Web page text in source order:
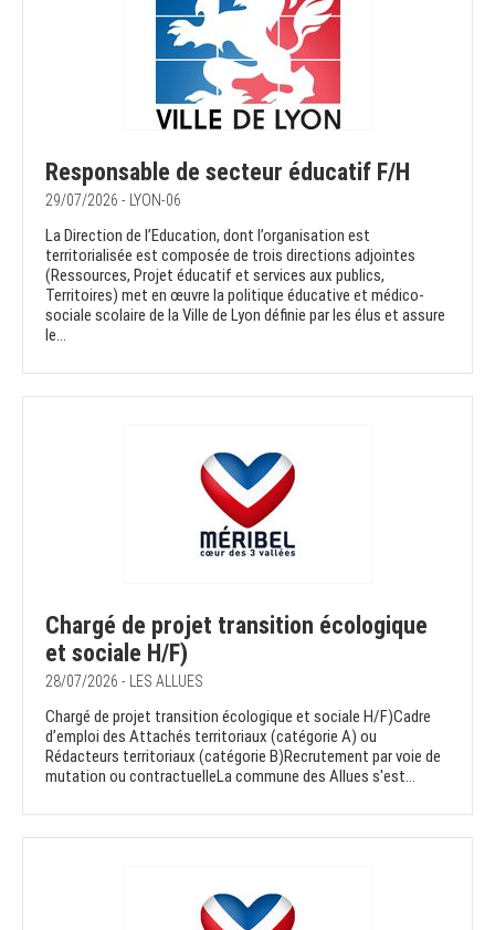
Responsable de secteur éducatif F/H
29/07/2026 - LYON-06
La Direction de l’Education, dont l’organisation est
territorialisée est composée de trois directions adjointes
(Ressources, Projet éducatif et services aux publics,
Territoires) met en œuvre la politique éducative et médico-
sociale scolaire de la Ville de Lyon définie par les élus et assure
le...
Chargé de projet transition écologique
et sociale H/F)
28/07/2026 - LES ALLUES
Chargé de projet transition écologique et sociale H/F)Cadre
d’emploi des Attachés territoriaux (catégorie A) ou
Rédacteurs territoriaux (catégorie B)Recrutement par voie de
mutation ou contractuelleLa commune des Allues s'est...